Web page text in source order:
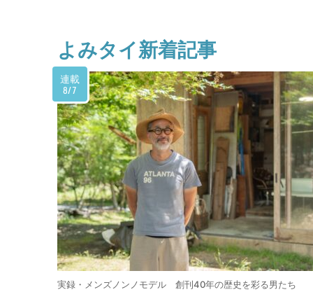
よみタイ新着記事
連載
8/7
実録・メンズノンノモデル 創刊40年の歴史を彩る男たち